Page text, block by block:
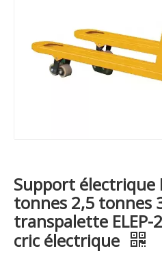
Support électrique
tonnes 2,5 tonnes
transpalette ELEP-
cric électrique